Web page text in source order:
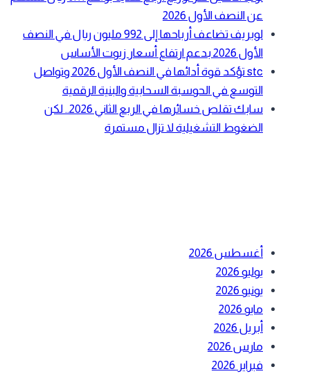
عن النصف الأول 2026
لوبريف تضاعف أرباحها إلى 992 مليون ريال في النصف
الأول 2026 بدعم ارتفاع أسعار زيوت الأساس
stc تؤكد قوة أدائها في النصف الأول 2026 وتواصل
التوسع في الحوسبة السحابية والبنية الرقمية
سابك تقلص خسائرها في الربع الثاني 2026.. لكن
الضغوط التشغيلية لا تزال مستمرة
أغسطس 2026
يوليو 2026
يونيو 2026
مايو 2026
أبريل 2026
مارس 2026
فبراير 2026